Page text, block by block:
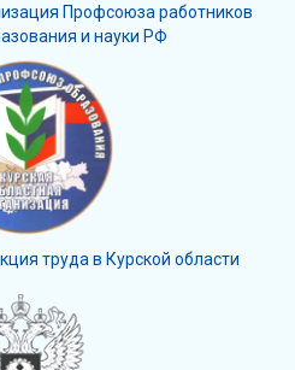
Профсоюза работников
и науки РФ
труда в Курской области